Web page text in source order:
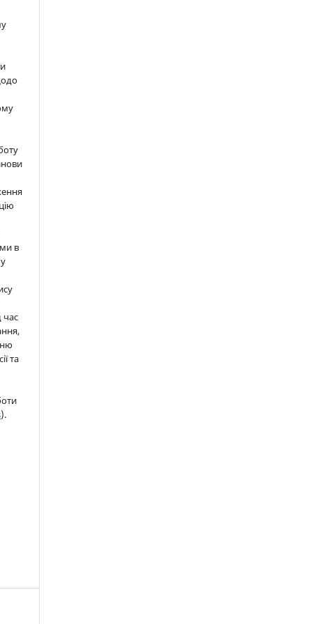
в
час
та
).